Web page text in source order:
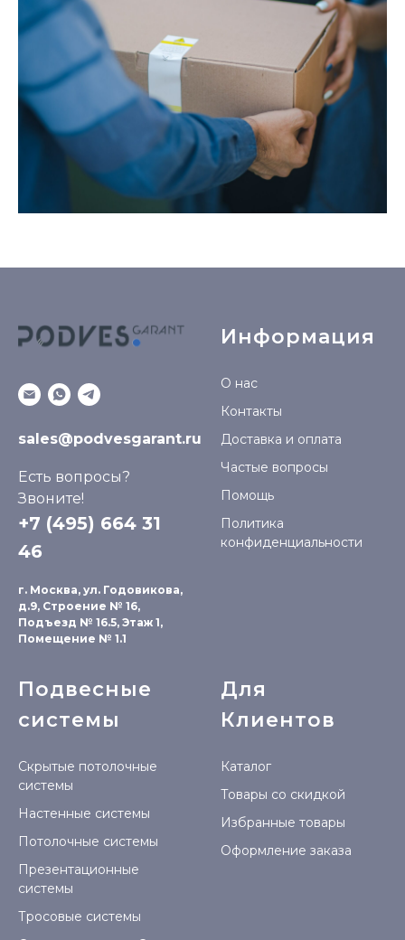
sales@podvesgarant.ru
Есть вопросы?
Звоните!
+7 (495) 664 31
46
г. Москва, ул. Годовикова,
д.9, Строение № 16,
Подъезд № 16.5, Этаж 1,
Помещение № 1.1
Информация
О нас
Контакты
Доставка и оплата
Частые вопросы
Помощь
Политика
конфиденциальности
Подвесные
системы
Скрытые потолочные
системы
Настенные системы
Потолочные системы
Презентационные
системы
Тросовые системы
Для
Клиентов
Каталог
Товары со скидкой
Избранные товары
Оформление заказа